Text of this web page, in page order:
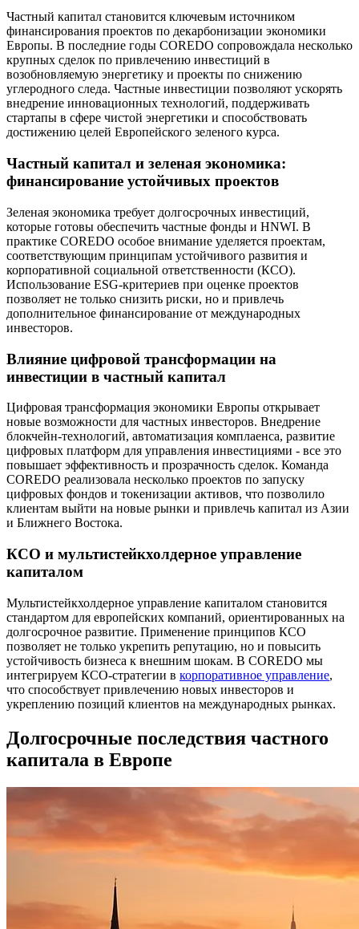
Частный капитал становится ключевым источником
финансирования проектов по декарбонизации экономики
Европы. В последние годы COREDO сопровождала несколько
крупных сделок по привлечению инвестиций в
возобновляемую энергетику и проекты по снижению
углеродного следа. Частные инвестиции позволяют ускорять
внедрение инновационных технологий, поддерживать
стартапы в сфере чистой энергетики и способствовать
достижению целей Европейского зеленого курса.
Частный капитал и зеленая экономика:
финансирование устойчивых проектов
Зеленая экономика требует долгосрочных инвестиций,
которые готовы обеспечить частные фонды и HNWI. В
практике COREDO особое внимание уделяется проектам,
соответствующим принципам устойчивого развития и
корпоративной социальной ответственности (КСО).
Использование ESG-критериев при оценке проектов
позволяет не только снизить риски, но и привлечь
дополнительное финансирование от международных
инвесторов.
Влияние цифровой трансформации на
инвестиции в частный капитал
Цифровая трансформация экономики Европы открывает
новые возможности для частных инвесторов. Внедрение
блокчейн-технологий, автоматизация комплаенса, развитие
цифровых платформ для управления инвестициями - все это
повышает эффективность и прозрачность сделок. Команда
COREDO реализовала несколько проектов по запуску
цифровых фондов и токенизации активов, что позволило
клиентам выйти на новые рынки и привлечь капитал из Азии
и Ближнего Востока.
КСО и мультистейкхолдерное управление
капиталом
Мультистейкхолдерное управление капиталом становится
стандартом для европейских компаний, ориентированных на
долгосрочное развитие. Применение принципов КСО
позволяет не только укрепить репутацию, но и повысить
устойчивость бизнеса к внешним шокам. В COREDO мы
интегрируем КСО-стратегии в корпоративное управление,
что способствует привлечению новых инвесторов и
укреплению позиций клиентов на международных рынках.
Долгосрочные последствия частного
капитала в Европе